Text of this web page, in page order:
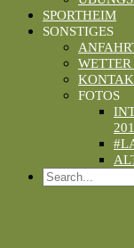
SPORTHEIM
SONSTIGES
FOTOS
Search